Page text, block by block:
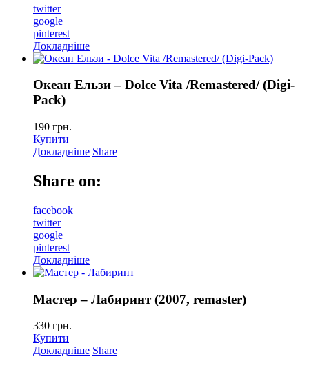
twitter
google
pinterest
Докладніше
Океан Ельзи – Dolce Vita /Remastered/ (Digi-
Pack)
190 грн.
Купити
Докладніше Share
Share on:
facebook
twitter
google
pinterest
Докладніше
Мастер – Лабиринт (2007, remaster)
330 грн.
Купити
Докладніше Share